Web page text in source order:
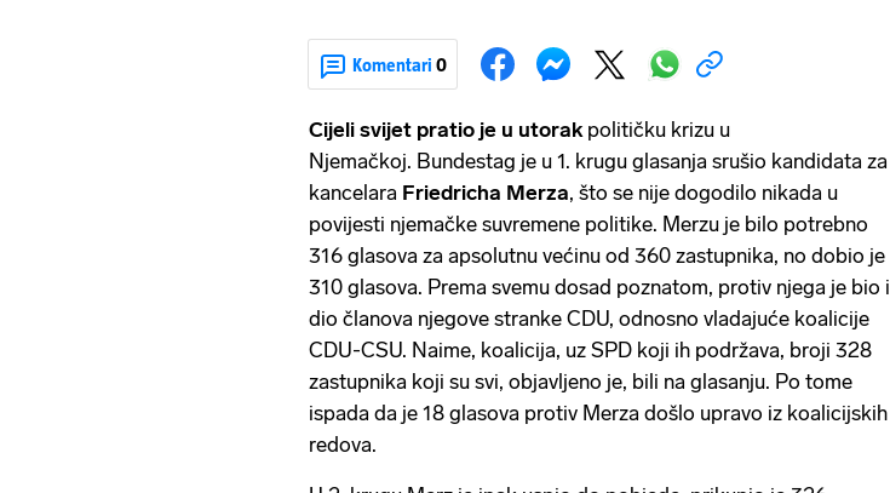
Komentari 0
Cijeli svijet pratio je u utorak političku krizu u
Njemačkoj. Bundestag je u 1. krugu glasanja srušio kandidata za
kancelara Friedricha Merza, što se nije dogodilo nikada u
povijesti njemačke suvremene politike. Merzu je bilo potrebno
316 glasova za apsolutnu većinu od 360 zastupnika, no dobio je
310 glasova. Prema svemu dosad poznatom, protiv njega je bio i
dio članova njegove stranke CDU, odnosno vladajuće koalicije
CDU-CSU. Naime, koalicija, uz SPD koji ih podržava, broji 328
zastupnika koji su svi, objavljeno je, bili na glasanju. Po tome
ispada da je 18 glasova protiv Merza došlo upravo iz koalicijskih
redova.